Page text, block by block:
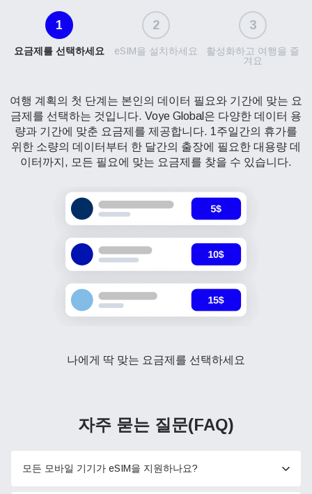
1
요금제를 선택하세요
2
eSIM을 설치하세요
3
활성화하고 여행을 즐
겨요
여행 계획의 첫 단계는 본인의 데이터 필요와 기간에 맞는 요
금제를 선택하는 것입니다. Voye Global은 다양한 데이터 용
량과 기간에 맞춘 요금제를 제공합니다. 1주일간의 휴가를
위한 소량의 데이터부터 한 달간의 출장에 필요한 대용량 데
이터까지, 모든 필요에 맞는 요금제를 찾을 수 있습니다.
나에게 딱 맞는 요금제를 선택하세요
자주 묻는 질문(FAQ)
모든 모바일 기기가 eSIM을 지원하나요?